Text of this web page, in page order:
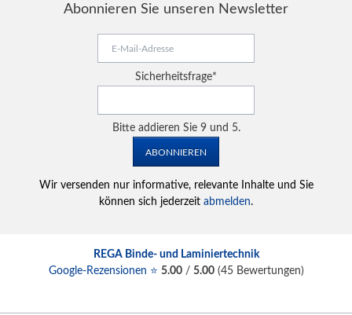
Abonnieren Sie unseren Newsletter
Adresse
Pflichtfeld
Sicherheitsfrage*
Bitte addieren Sie 9 und 5.
ABONNIEREN
Wir versenden nur informative, relevante Inhalte und Sie
können sich jederzeit abmelden.
REGA Binde- und Laminiertechnik
Google-Rezensionen ⭐ 5.00/ 5.00(45Bewertungen)